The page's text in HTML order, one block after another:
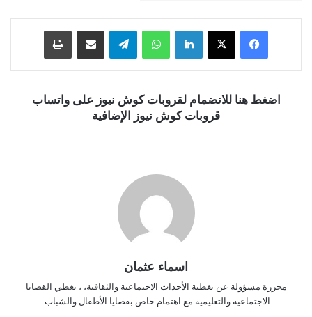
فيسبوك ‫X لينكدإن واتساب تيلقرام
اضغط هنا للانضمام لقروبات كوش نيوز على واتساب
قروبات كوش نيوز الإضافية
اسماء عثمان
محررة مسؤولة عن تغطية الأحداث الاجتماعية والثقافية، ، تغطي القضايا
الاجتماعية والتعليمية مع اهتمام خاص بقضايا الأطفال والشباب.